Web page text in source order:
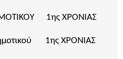
1ης ΧΡΟΝΙΑΣ
1ης ΧΡΟΝΙΑΣ